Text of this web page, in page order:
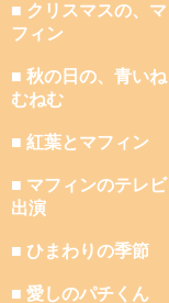
■ クリスマスの、マ
フィン
■ 秋の日の、青いね
むねむ
■ 紅葉とマフィン
■ マフィンのテレビ
出演
■ ひまわりの季節
■ 愛しのパチくん